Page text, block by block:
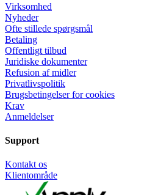
Virksomhed
Nyheder
Ofte stillede spørgsmål
Betaling
Offentligt tilbud
Juridiske dokumenter
Refusion af midler
Privatlivspolitik
Brugsbetingelser for cookies
Krav
Anmeldelser
Support
Kontakt os
Klientområde